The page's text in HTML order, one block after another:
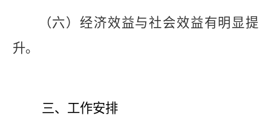
（六）经济效益与社会效益有明显提
升。
三、工作安排